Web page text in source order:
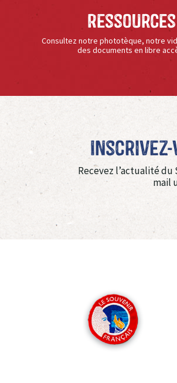
Ressources
Consultez notre phototèque, notre
des documents en libre
Recevez l’actualité
mail